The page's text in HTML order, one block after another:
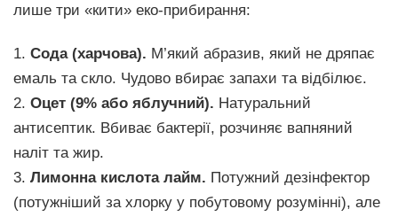
лише три «кити» еко-прибирання:
1. Сода (харчова). М’який абразив, який не дряпає
емаль та скло. Чудово вбирає запахи та відбілює.
2. Оцет (9% або яблучний). Натуральний
антисептик. Вбиває бактерії, розчиняє вапняний
наліт та жир.
3. Лимонна кислота лайм. Потужний дезінфектор
(потужніший за хлорку у побутовому розумінні), але